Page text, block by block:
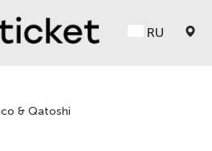
RU
& Qatoshi